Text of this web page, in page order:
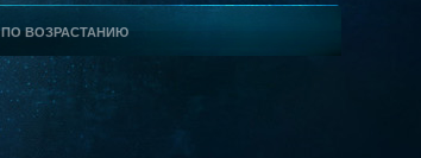
ПО ВОЗРАСТАНИЮ